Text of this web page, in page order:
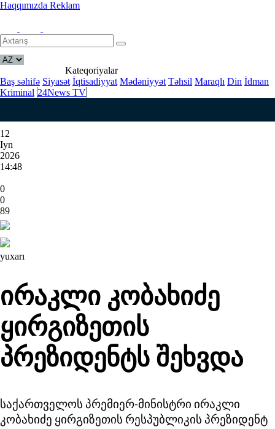
Haqqımızda Reklam
Kateqoriyalar
Baş səhifə Siyasət İqtisadiyyat Mədəniyyət Təhsil Maraqlı Din İdman
Kriminal 24News TV
12
Iyn
2026
14:48
0
0
89
yuxarı
ირაკლი კობახიძე
ყირგიზეთის
პრეზიდენტს შეხვდა
საქართველოს პრემიერ-მინისტრი ირაკლი
კობახიძე ყირგიზეთის რესპუბლიკის პრეზიდენტ